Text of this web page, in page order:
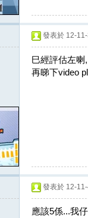
發表於 12-
巳經評估左
再睇下video
發表於 12-
應該5係...我